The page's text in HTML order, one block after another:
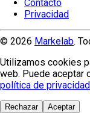
Contacto
Privacidad
© 2026 Markelab.
Utilizamos cookies
web. Puede aceptar
política de privacidad
Rechazar Aceptar